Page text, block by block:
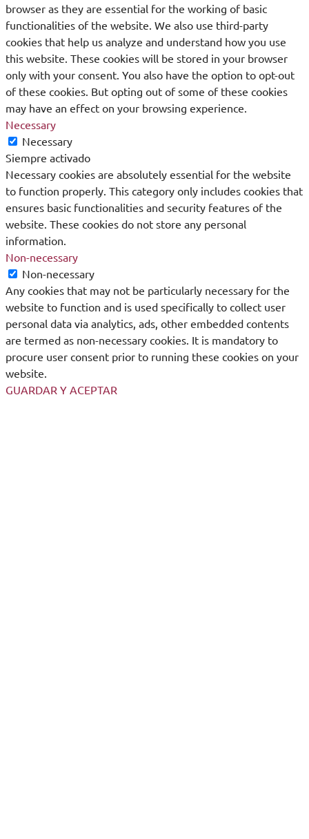
browser as they are essential for the working of basic
functionalities of the website. We also use third-party
cookies that help us analyze and understand how you use
this website. These cookies will be stored in your browser
only with your consent. You also have the option to opt-out
of these cookies. But opting out of some of these cookies
may have an effect on your browsing experience.
Necessary
Necessary
Siempre activado
Necessary cookies are absolutely essential for the website
to function properly. This category only includes cookies that
ensures basic functionalities and security features of the
website. These cookies do not store any personal
information.
Non-necessary
Non-necessary
Any cookies that may not be particularly necessary for the
website to function and is used specifically to collect user
personal data via analytics, ads, other embedded contents
are termed as non-necessary cookies. It is mandatory to
procure user consent prior to running these cookies on your
website.
GUARDAR Y ACEPTAR